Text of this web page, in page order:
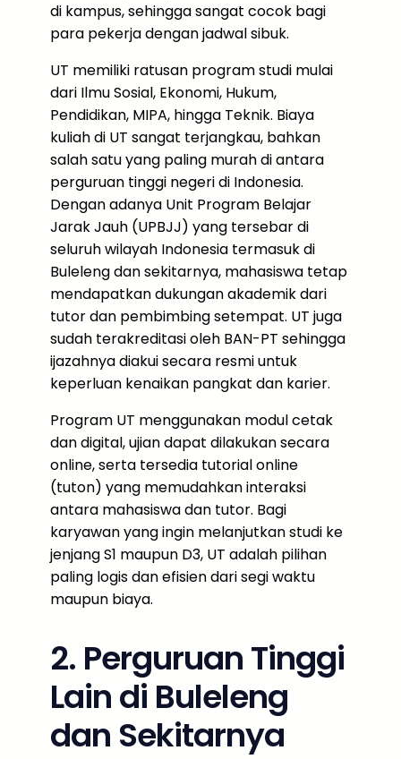
di kampus, sehingga sangat cocok bagi
para pekerja dengan jadwal sibuk.
UT memiliki ratusan program studi mulai
dari Ilmu Sosial, Ekonomi, Hukum,
Pendidikan, MIPA, hingga Teknik. Biaya
kuliah di UT sangat terjangkau, bahkan
salah satu yang paling murah di antara
perguruan tinggi negeri di Indonesia.
Dengan adanya Unit Program Belajar
Jarak Jauh (UPBJJ) yang tersebar di
seluruh wilayah Indonesia termasuk di
Buleleng dan sekitarnya, mahasiswa tetap
mendapatkan dukungan akademik dari
tutor dan pembimbing setempat. UT juga
sudah terakreditasi oleh BAN-PT sehingga
ijazahnya diakui secara resmi untuk
keperluan kenaikan pangkat dan karier.
Program UT menggunakan modul cetak
dan digital, ujian dapat dilakukan secara
online, serta tersedia tutorial online
(tuton) yang memudahkan interaksi
antara mahasiswa dan tutor. Bagi
karyawan yang ingin melanjutkan studi ke
jenjang S1 maupun D3, UT adalah pilihan
paling logis dan efisien dari segi waktu
maupun biaya.
2. Perguruan Tinggi
Lain di Buleleng
dan Sekitarnya